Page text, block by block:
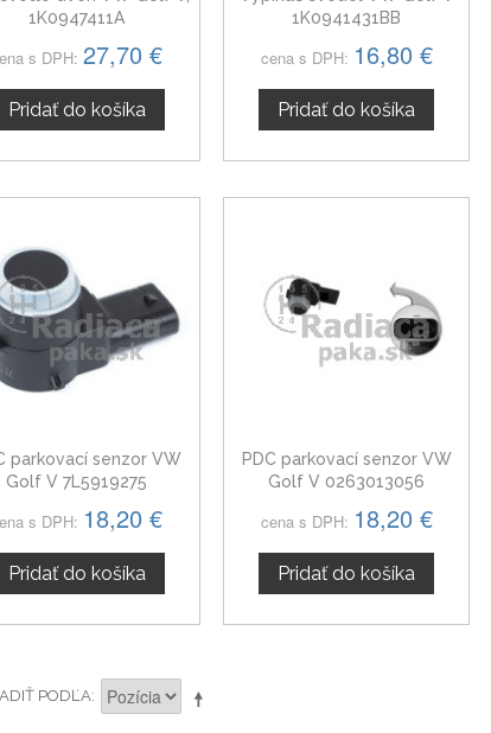
1K0947411A
s DPH: 27,70 €
Pridať do košíka
1K0941431BB
cena s DPH: 16,80 €
Pridať do košíka
parkovací senzor VW
Golf V 7L5919275
s DPH: 18,20 €
Pridať do košíka
PDC parkovací senzor VW
Golf V 0263013056
cena s DPH: 18,20 €
Pridať do košíka
PODĽA